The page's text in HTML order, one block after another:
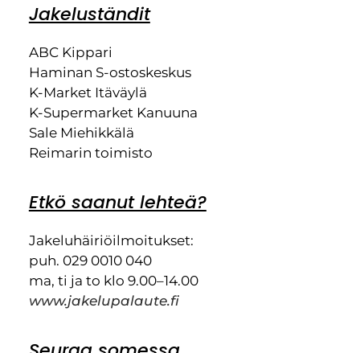
Jakeluständit
ABC Kippari
Haminan S-ostoskeskus
K-Market Itäväylä
K-Supermarket Kanuuna
Sale Miehikkälä
Reimarin toimisto
Etkö saanut lehteä?
Jakeluhäiriöilmoitukset:
puh. 029 0010 040
ma, ti ja to klo 9.00–14.00
www.jakelupalaute.fi